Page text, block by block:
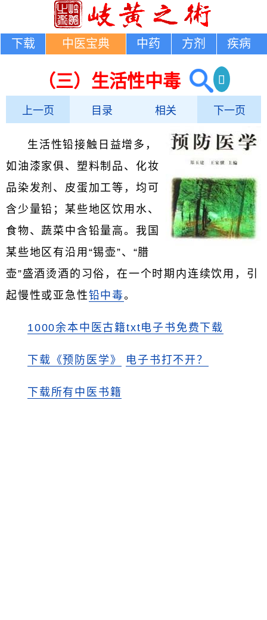
下载 中医宝典 中药 方剂 疾病
（三）生活性中毒
上一页 目录 相关 下一页
生活性铅接触日益增多，
如油漆家俱、塑料制品、化妆
品染发剂、皮蛋加工等，均可
含少量铅；某些地区饮用水、
食物、蔬菜中含铅量高。我国
某些地区有沿用“锡壶”、“腊
壶”盛酒烫酒的习俗，在一个时期内连续饮用，引
起慢性或亚急性铅中毒。
1000余本中医古籍txt电子书免费下载
下载《预防医学》 电子书打不开？
下载所有中医书籍